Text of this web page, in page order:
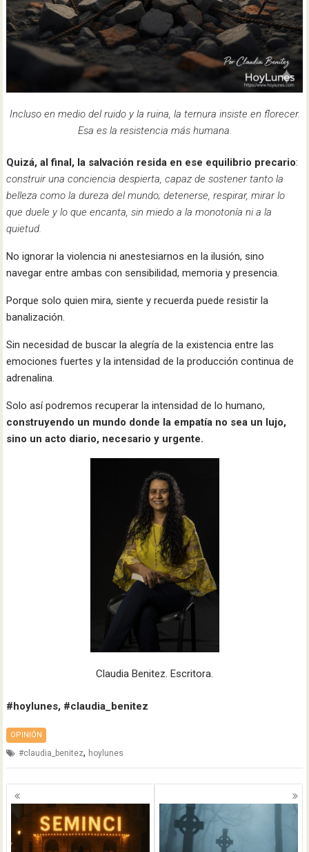
Incluso en medio del ruido y la ruina, la ternura insiste en florecer.
Esa es la resistencia más humana.
Quizá, al final, la salvación resida en ese equilibrio precario:
construir una conciencia despierta, capaz de sostener tanto la
belleza como la dureza del mundo; detenerse, respirar, mirar lo
que duele y lo que encanta, sin miedo a la monotonía ni a la
quietud.
No ignorar la violencia ni anestesiarnos en la ilusión, sino
navegar entre ambas con sensibilidad, memoria y presencia.
Porque solo quien mira, siente y recuerda puede resistir la
banalización.
Sin necesidad de buscar la alegría de la existencia entre las
emociones fuertes y la intensidad de la producción continua de
adrenalina.
Solo así podremos recuperar la intensidad de lo humano,
construyendo un mundo donde la empatía no sea un lujo,
sino un acto diario, necesario y urgente.
Claudia Benitez. Escritora.
#hoylunes, #claudia_benitez
OPINIÓN
#claudia_benitez, hoylunes
Navegación
de
entradas